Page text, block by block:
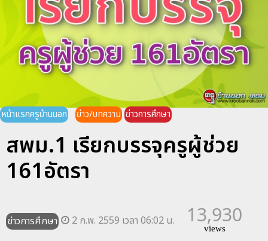
หน้าแรกครูบ้านนอก ข่าว/บทความ ข่าวการศึกษา
สพม.1 เรียกบรรจุครูผู้ช่วย
161อัตรา
ข่าวการศึกษา 2 ก.พ. 2559 เวลา 06:02 น. 13,930
views